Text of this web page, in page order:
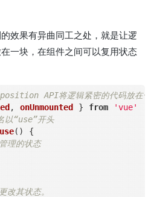
效果有异曲同工之处，就是让逻
一块，在组件之间可以复用状态
API将逻辑紧密的代码放在一
, onUnmounted } from
'vue'
以“use”开头
() {
理的状态
改其状态。